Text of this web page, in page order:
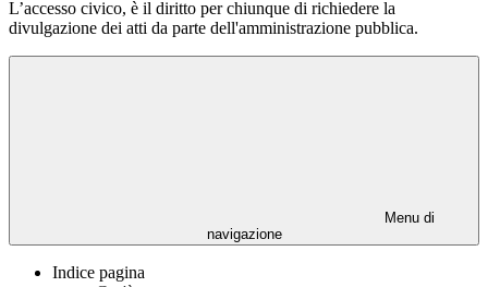
L’accesso civico, è il diritto per chiunque di richiedere la
divulgazione dei atti da parte dell'amministrazione pubblica.
Menu di
navigazione
Indice pagina